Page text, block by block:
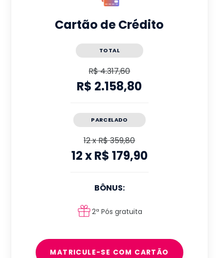
Cartão de Crédito
TOTAL
R$ 4.317,60
R$ 2.158,80
PARCELADO
12xR$ 359,80
12xR$ 179,90
BÔNUS:
2ª Pós gratuita
MATRICULE-SE COM CARTÃO